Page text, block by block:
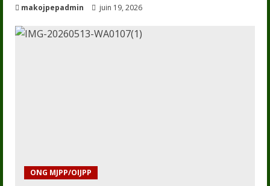
makojpepadmin juin 19, 2026
ONG MJPP/OIJPP